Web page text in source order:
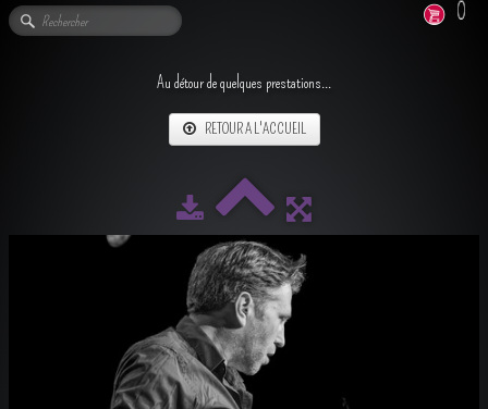
0
Au détour de quelques prestations...
RETOUR A L'ACCUEIL